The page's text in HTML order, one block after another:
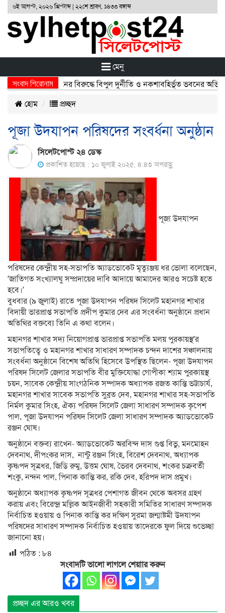
৬ই আগস্ট, ২০২৬ খ্রিস্টাব্দ | ২২শে শ্রাবণ, ১৪৩৩ বঙ্গাব্দ
মেনু
সংবাদ শিরোনাম
প্রকৌশলী রজি উদ্দিনের বিরুদ্ধে বিপুল দুর্নীতি ও নকশাবহির্ভূত ভবনের
হোম
প্রচ্ছদ
পূজা উদযাপন পরিষদের সংবর্ধনা অনুষ্ঠান
সিলেটপোস্ট ২৪ ডেস্ক
প্রকাশিত হয়েছে : ১০ জুলাই ২০২৫, ৪:৪৩ অপরাহ্ণ
পূজা উদযাপন
পরিষদের কেন্দ্রীয় সহ-সভাপতি অ্যাডভোকেট মৃত্যুঞ্জয় ধর ভোলা বলেছেন,
‘জাতিগত সংখ্যালঘু সম্প্রদায়ের দাবি আদায়ে আমাদের আরও সচেষ্ট হতে
হবে।’
বুধবার (৯ জুলাই) রাতে পূজা উদযাপন পরিষদ সিলেট মহানগর শাখার
বিদায়ী ভারপ্রাপ্ত সভাপতি প্রদীপ কুমার দেব এর সংবর্ধনা অনুষ্ঠানে প্রধান
অতিথির বক্তব্যে তিনি এ কথা বলেন।
মহানগর শাখার সদ্য নিয়োগপ্রাপ্ত ভারপ্রাপ্ত সভাপতি মলয় পুরকায়স্থ’র
সভাপতিত্বে ও মহানগর শাখার সাধারণ সম্পাদক চন্দন দাশের সঞ্চালনায়
সংবর্ধনা অনুষ্ঠানে বিশেষ অতিথি হিসেবে উপস্থিত ছিলেন- পূজা উদযাপন
পরিষদ সিলেট জেলার সভাপতি বীর মুক্তিযোদ্ধা গোপীকা শ্যাম পুরকায়স্থ
চয়ন, সাবেক কেন্দ্রীয় সাংগঠনিক সম্পাদক অধ্যাপক রজত কান্তি ভট্টাচার্য,
মহানগর শাখার সাবেক সভাপতি সুব্রত দেব, মহানগর শাখার সহ-সভাপতি
নির্মল কুমার সিংহ, ঐক্য পরিষদ সিলেট জেলা সাধারণ সম্পাদক কৃপেশ
পাল, পূজা উদযাপন পরিষদ সিলেট জেলা সাধারণ সম্পাদক অ্যাডভোকেট
রঞ্জন ঘোষ।
অনুষ্ঠানে বক্তব্য রাখেন- অ্যাডভোকেট অরবিন্দ দাস গুপ্ত বিভু, মনমোহন
দেবনাথ, দীপংকর দাস, নান্টু রঞ্জন সিংহ, বিরেশ দেবনাথ, অধ্যাপক
কৃষ্ণপদ সূত্রধর, জিডি রুমু, উত্তম ঘোষ, ভৈরব দেবনাথ, শংকর চক্রবর্তী
শংকু, নন্দন পাল, পিনাক কান্তি কর, রকি দেব, হরিপদ দাস প্রমুখ।
অনুষ্ঠানে অধ্যাপক কৃষ্ণপদ সূত্রধর পেশাগত জীবন থেকে অবসর গ্রহণ
করায় এবং বিরেন্দ্র মল্লিক আইনজীবী সহকারী সমিতির সাধারণ সম্পাদক
নির্বাচিত হওয়ায় ও পিনাক কান্তি কর দক্ষিণ সুরমা জন্মাষ্টমী উদযাপন
পরিষদের সাধারণ সম্পাদক নির্বাচিত হওয়ায় তাদেরকে ফুল দিয়ে শুভেচ্ছা
জানানো হয়।
পঠিত : ৮৪
সংবাদটি ভালো লাগলে শেয়াার করুন
প্রচ্ছদ এর আরও খবর